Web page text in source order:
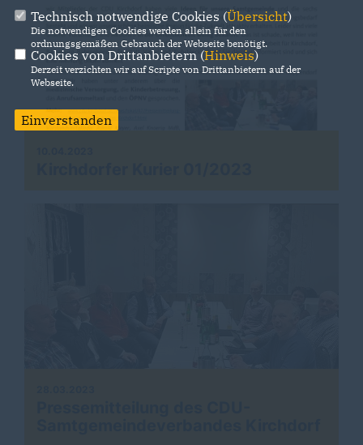
Technisch notwendige Cookies (Übersicht)
Die notwendigen Cookies werden allein für den
ordnungsgemäßen Gebrauch der Webseite benötigt.
Cookies von Drittanbietern (Hinweis)
Derzeit verzichten wir auf Scripte von Drittanbietern auf der
Webseite.
Einverstanden